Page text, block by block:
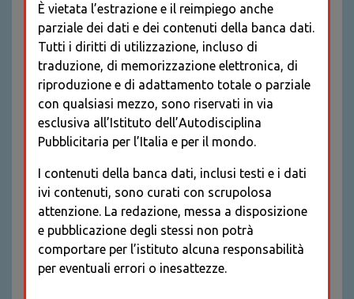
È vietata l’estrazione e il reimpiego anche
parziale dei dati e dei contenuti della banca dati.
Tutti i diritti di utilizzazione, incluso di
traduzione, di memorizzazione elettronica, di
riproduzione e di adattamento totale o parziale
con qualsiasi mezzo, sono riservati in via
esclusiva all’Istituto dell’Autodisciplina
Pubblicitaria per l’Italia e per il mondo.
I contenuti della banca dati, inclusi testi e i dati
ivi contenuti, sono curati con scrupolosa
attenzione. La redazione, messa a disposizione
e pubblicazione degli stessi non potrà
comportare per l’istituto alcuna responsabilità
per eventuali errori o inesattezze.